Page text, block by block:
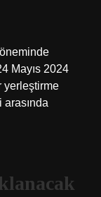
Mayıs 2024
yerleştirme